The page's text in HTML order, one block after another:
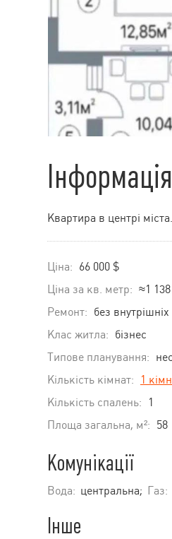
Квартира в центрі
Ціна: 66 000 $
Ціна за кв. метр: ≈1
Ремонт: без внутрішніх
Клас житла: бізнес
Типове планування:
Кількість кімнат:
1
Кількість спалень:
1
Площа загальна, м²: 58
Комунікації
Вода: центральна; Газ:
Інше